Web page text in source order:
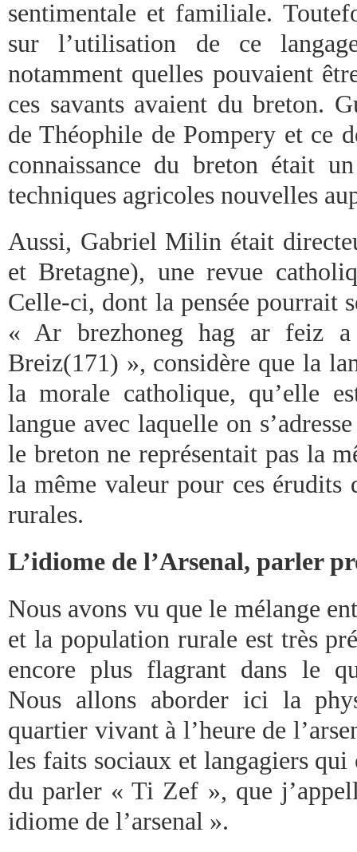
sentimentale et familiale.
sur l’utilisation de ce
notamment quelles pouvaient
ces savants avaient du breton.
de Théophile de Pompery et ce
connaissance du breton était
techniques agricoles nouvelles
Aussi, Gabriel Milin était
et Bretagne), une revue
Celle-ci, dont la pensée pourrait
« Ar brezhoneg hag ar feiz
Breiz(171) », considère que la
la morale catholique, qu’elle
langue avec laquelle on
le breton ne représentait pas la
la même valeur pour ces érudits
rurales.
L’idiome de l’Arsenal, parler
Nous avons vu que le mélange
et la population rurale est très
encore plus flagrant dans le
Nous allons aborder ici la
quartier vivant à l’heure de
les faits sociaux et langagiers qui
du parler « Ti Zef », que
idiome de l’arsenal ».